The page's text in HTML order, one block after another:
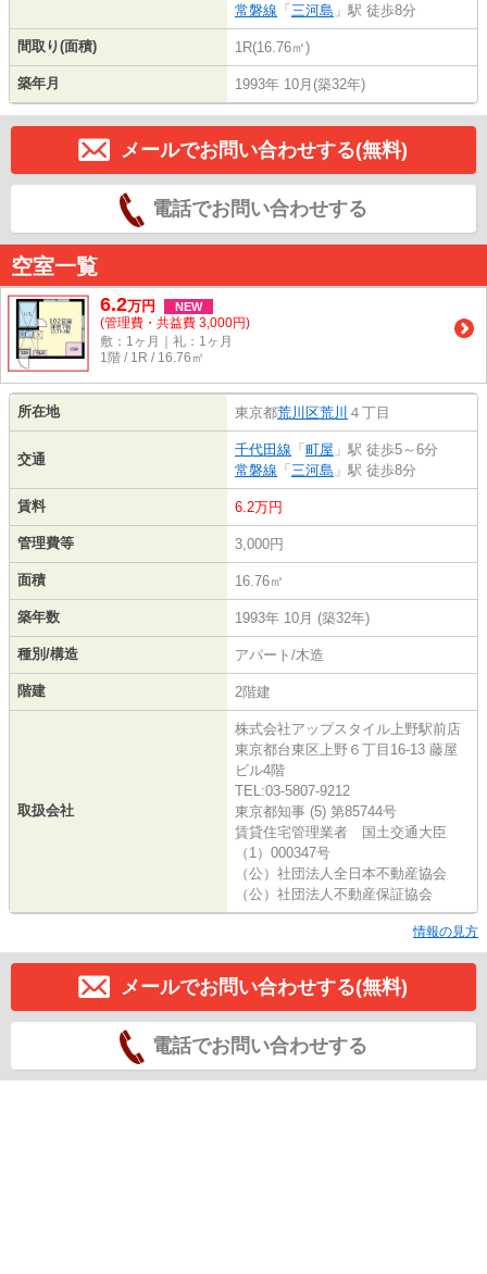
常磐線 「 三河島 」駅 徒歩8分
間取り(面積) 1R(16.76㎡)
築年月 1993年 10月(築32年)
メールでお問い合わせする(無料)
電話でお問い合わせする
空室一覧
6.2万円 NEW
(管理費・共益費 3,000円)
敷：1ヶ月｜礼：1ヶ月
1階 / 1R / 16.76㎡
所在地 東京都荒川区荒川 ４丁目
交通
千代田線 「 町屋 」駅 徒歩5～6分
常磐線 「 三河島 」駅 徒歩8分
賃料 6.2万円
管理費等 3,000円
面積 16.76㎡
築年数 1993年 10月 (築32年)
種別/構造 アパート/木造
階建 2階建
取扱会社
株式会社アップスタイル上野駅前店
東京都台東区上野６丁目16-13 藤屋
ビル4階
TEL:03-5807-9212
東京都知事 (5) 第85744号
賃貸住宅管理業者 国土交通大臣
（1）000347号
（公）社団法人全日本不動産協会
（公）社団法人不動産保証協会
情報の見方
メールでお問い合わせする(無料)
電話でお問い合わせする